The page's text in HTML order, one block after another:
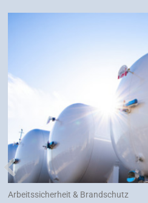
Previous
Arbeitssicherheit & Brandschutz